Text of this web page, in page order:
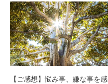
【ご感想】悩み事、嫌な事を感